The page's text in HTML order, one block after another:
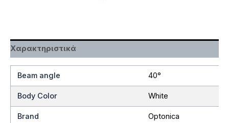
Χαρακτηριστικά
Beam angle 40°
Body Color White
Brand Optonica